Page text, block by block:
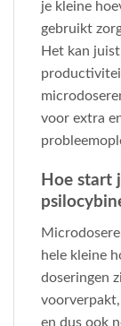
je kleine
gebruikt
Het kan
voor extra
Hoe start
hele kleine
doseringen
en dus ook